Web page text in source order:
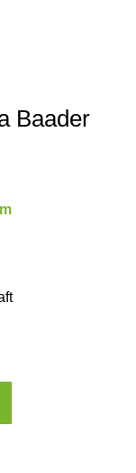
Baader